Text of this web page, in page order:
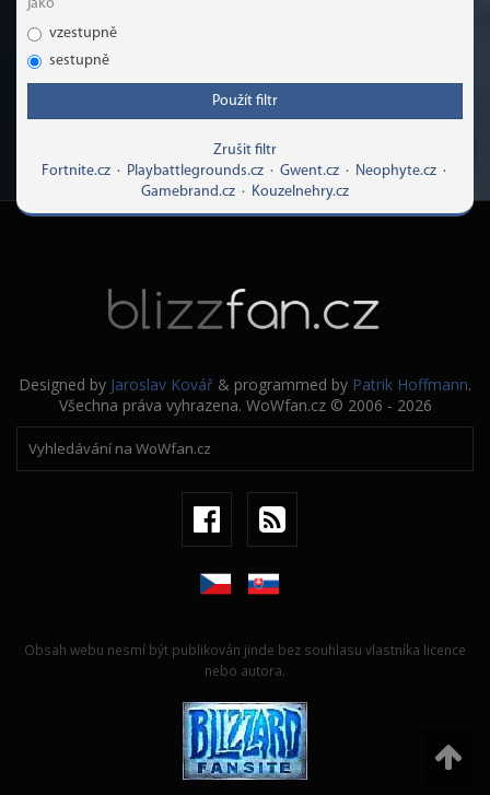
jako
vzestupně
sestupně
Použít filtr
Zrušit filtr
Fortnite.cz· Playbattlegrounds.cz· Gwent.cz· Neophyte.cz·
Gamebrand.cz · Kouzelnehry.cz
Designed by Jaroslav Kovář & programmed by Patrik Hoffmann.
Všechna práva vyhrazena. WoWfan.cz © 2006 - 2026
Obsah webu nesmí být publikován jinde bez souhlasu vlastníka licence
nebo autora.